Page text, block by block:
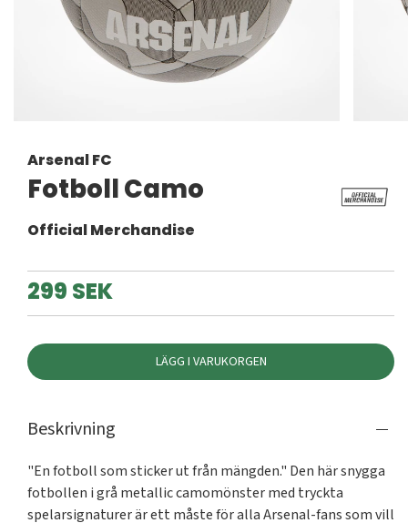
Arsenal FC
Fotboll Camo
Official Merchandise
299 SEK
LÄGG I VARUKORGEN
Beskrivning
"En fotboll som sticker ut från mängden." Den här snygga
fotbollen i grå metallic camomönster med tryckta
spelarsignaturer är ett måste för alla Arsenal-fans som vill